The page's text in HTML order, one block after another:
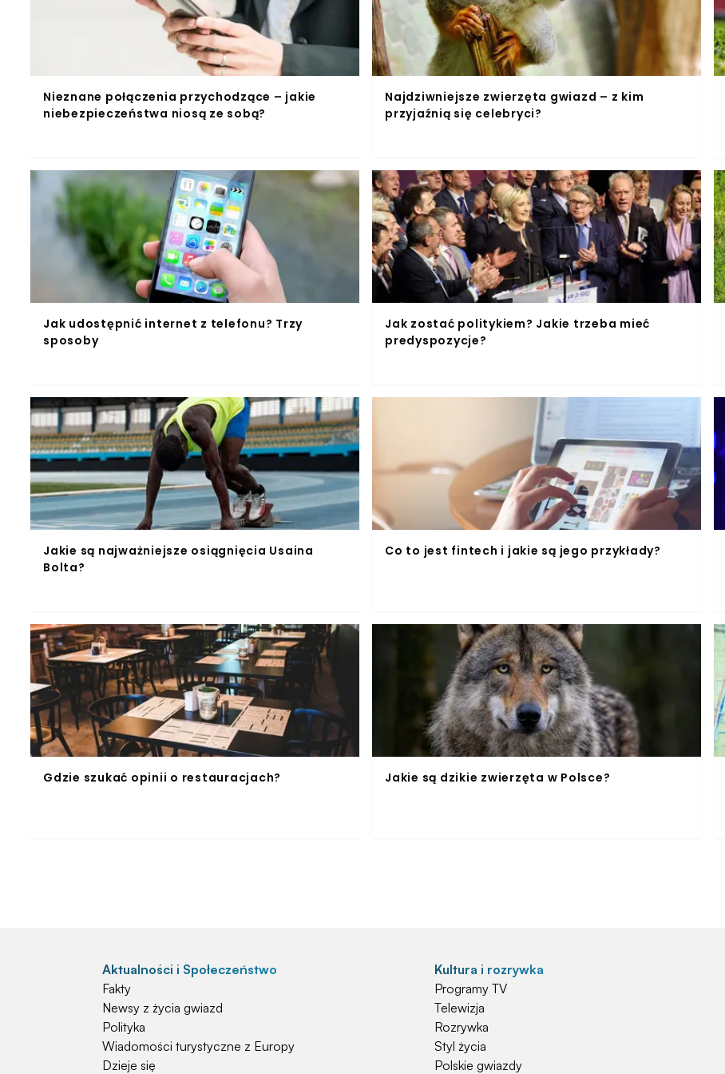
Nieznane połączenia przychodzące – jakie
niebezpieczeństwa niosą ze sobą?
Najdziwniejsze zwierzęta gwiazd – z kim
przyjaźnią się celebryci?
Jak udostępnić internet z telefonu? Trzy
sposoby
Jak zostać politykiem? Jakie trzeba mieć
predyspozycje?
Jakie są najważniejsze osiągnięcia Usaina
Bolta?
Co to jest fintech i jakie są jego przykłady?
Gdzie szukać opinii o restauracjach? Jakie są dzikie zwierzęta w Polsce?
Aktualności i Społeczeństwo
Fakty
Newsy z życia gwiazd
Polityka
Wiadomości turystyczne z Europy
Dzieje się
Kultura i rozrywka
Programy TV
Telewizja
Rozrywka
Styl życia
Polskie gwiazdy